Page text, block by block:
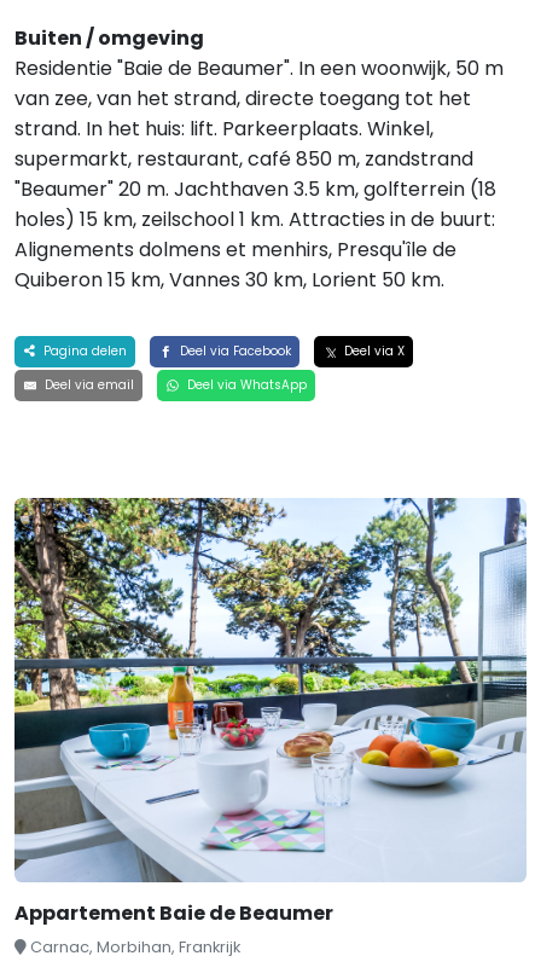
Buiten / omgeving
Residentie "Baie de Beaumer". In een woonwijk, 50 m
van zee, van het strand, directe toegang tot het
strand. In het huis: lift. Parkeerplaats. Winkel,
supermarkt, restaurant, café 850 m, zandstrand
"Beaumer" 20 m. Jachthaven 3.5 km, golfterrein (18
holes) 15 km, zeilschool 1 km. Attracties in de buurt:
Alignements dolmens et menhirs, Presqu'île de
Quiberon 15 km, Vannes 30 km, Lorient 50 km.
Pagina delen Deel via Facebook
Deel via X
Deel via email
Deel via WhatsApp
Appartement Baie de Beaumer
Carnac, Morbihan, Frankrijk